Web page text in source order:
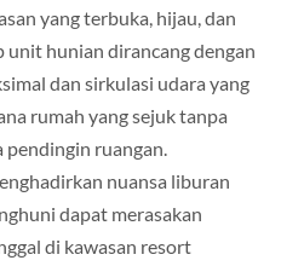
yang terbuka, hijau, dan
hunian dirancang dengan
dan sirkulasi udara yang
rumah yang sejuk tanpa
pendingin ruangan.
nuansa liburan
dapat merasakan
di kawasan resort